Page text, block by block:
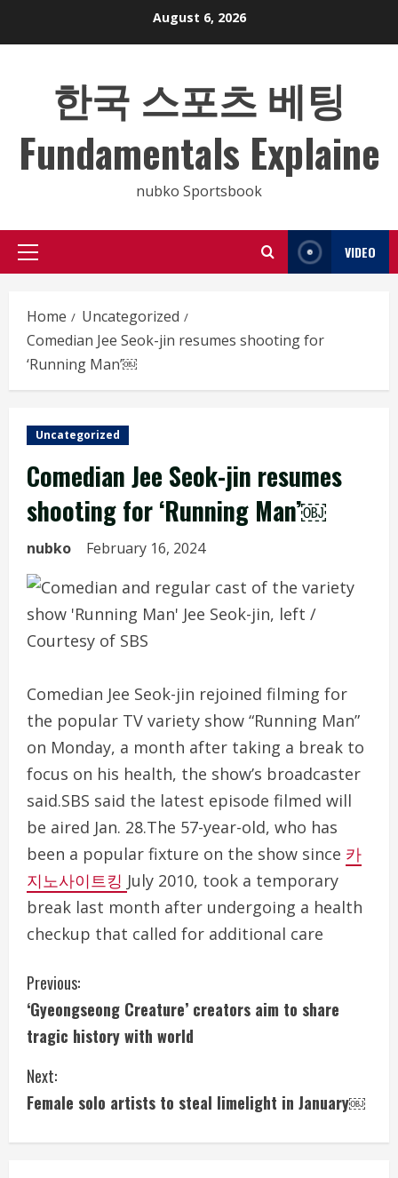
August 6, 2026
한국 스포츠 베팅
Fundamentals Explaine
nubko Sportsbook
Primary
VIDEO
Home
Uncategorized
Comedian Jee Seok-jin resumes shooting for
‘Running Man’￼
Uncategorized
Comedian Jee Seok-jin resumes
shooting for ‘Running Man’￼
nubko February 16, 2024
Comedian Jee Seok-jin rejoined filming for
the popular TV variety show “Running Man”
on Monday, a month after taking a break to
focus on his health, the show’s broadcaster
said.SBS said the latest episode filmed will
be aired Jan. 28.The 57-year-old, who has
been a popular fixture on the show since 카
지노사이트킹 July 2010, took a temporary
break last month after undergoing a health
checkup that called for additional care
C
o
n
t
i
Previous:
‘Gyeongseong Creature’ creators aim to share
tragic history with world
Next:
Female solo artists to steal limelight in January￼